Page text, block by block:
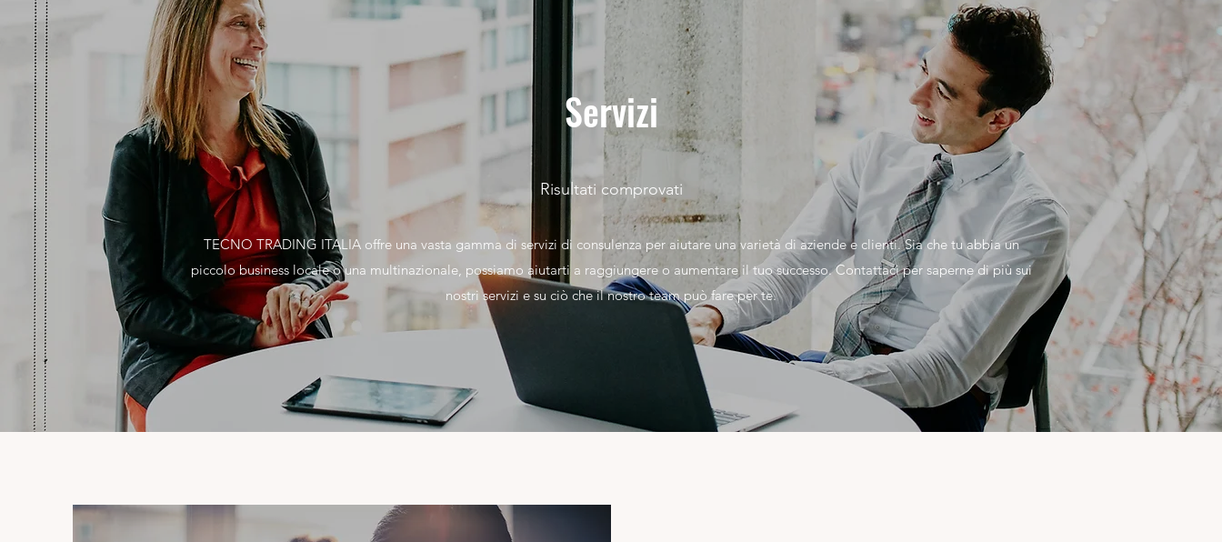
Servizi
Risultati comprovati
TECNO TRADING ITALIA offre una vasta gamma di servizi di consulenza per aiutare una varietà di aziende e clienti. Sia che tu abbia un
piccolo business locale o una multinazionale, possiamo aiutarti a raggiungere o aumentare il tuo successo. Contattaci per saperne di più sui
nostri servizi e su ciò che il nostro team può fare per te.